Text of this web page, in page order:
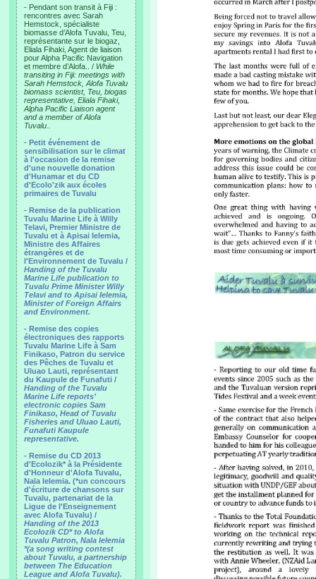
- Pendant son transit à Fiji :
rencontres avec Sarah
Hemstock, spécialiste
biomasse d’Alofa Tuvalu, Teu,
représentante sur le biogaz,
Eliala Fihaki, Agent de liaison
pour Alpha Pacific Navigation
et membre d’Alofa.. / While
transiting in Fiji: meetings with
Sarah Hemstock, Alofa Tuvalu
biomass scientist, Teu, biogas
representative, Eliala Fihaki,
Alpha Pacific Liaison agent
and a member of Alofa
Tuvalu..
- Petit événement de
sensibilisation sur le climat
à l'occasion de la remise
d'une nouvelle donation
d'Hunamar et du CD
d'Ecolo'zik aux écoles
primaires de Tuvalu
- Remise de la publication
Tuvalu Marine Life à Willy
Telavi, Premier Ministre de
Tuvalu et à Apisai Ielemia,
Ministre des Affaires
étrangères et de
l'Environnement de Tuvalu /
Handing of the Tuvalu
Marine Life publication to
Tuvalu Prime Minister Willy
Telavi and to Apisai Ielemia,
Minister of Foreign Affairs
and Environment.
- Remise des copies
électroniques des rapports
Tuvalu Marine Life à Sam
Finikaso, Patron du service
des Pêches de Tuvalu et
Uluao Lauti, représentant
du Kaupule de Funafuti /
Handing of the Tuvalu
Marine Life reports’
electronic copies Sam
Finikaso, Head of Tuvalu
Fisheries and Uluao Lauti,
Funafuti Kaupule
representative.
- Remise du CD 2013
d'Ecolozik* à la Présidente
d'Honneur d'Alofa Tuvalu,
Nala Ielemia. (*un concours
d'écriture de chansons sur
Tuvalu, partenariat de la
Ligue de l'Enseignement
avec Alofa Tuvalu) /
Handing of the 2013
Ecolozik CD* to Alofa
Tuvalu Patron, Nala Ielemia
*(a song writing contest
about Tuvalu, a partnership
between The Education
League and Alofa Tuvalu).